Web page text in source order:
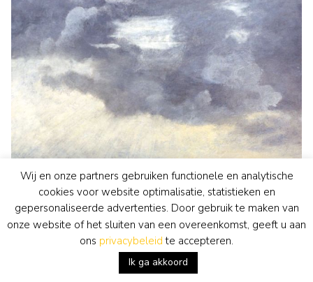
schilderij• voorheen te koop
Gezicht op Hattem bij doorbrekende zon
Wij en onze partners gebruiken functionele en analytische
cookies voor website optimalisatie, statistieken en
gepersonaliseerde advertenties. Door gebruik te maken van
onze website of het sluiten van een overeenkomst, geeft u aan
ons privacybeleid te accepteren.
Ik ga akkoord